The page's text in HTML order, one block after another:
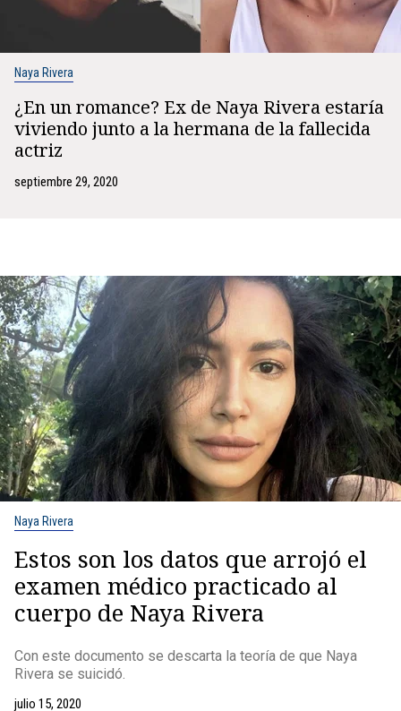
Naya Rivera
¿En un romance? Ex de Naya Rivera estaría
viviendo junto a la hermana de la fallecida
actriz
septiembre 29, 2020
Naya Rivera
Estos son los datos que arrojó el
examen médico practicado al
cuerpo de Naya Rivera
Con este documento se descarta la teoría de que Naya
Rivera se suicidó.
julio 15, 2020